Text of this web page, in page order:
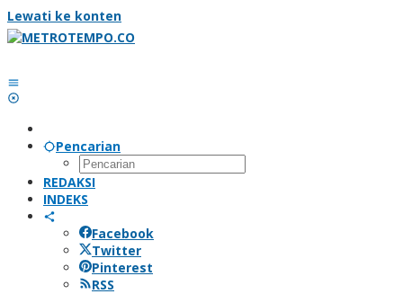
Lewati ke konten
Pencarian
REDAKSI
INDEKS
Facebook
Twitter
Pinterest
RSS